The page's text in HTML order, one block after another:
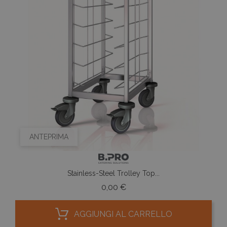
ANTEPRIMA
Stainless-Steel Trolley Top...
0,00 €Prezzo
AGGIUNGI AL CARRELLO